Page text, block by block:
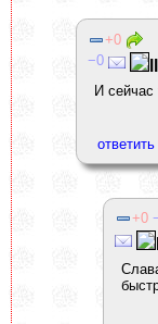
0
0
И сейчас
0